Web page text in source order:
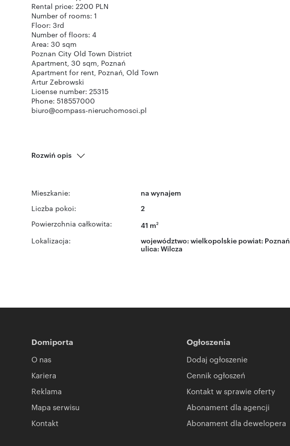
Rental price: 2200 PLN
Number of rooms: 1
Floor: 3rd
Number of floors: 4
Area: 30 sqm
Poznan City Old Town District
Apartment, 30 sqm, Poznań
Apartment for rent, Poznań, Old Town
Artur Zebrowski
License number: 25315
Phone: 518557000
biuro@compass-nieruchomosci.pl
Rozwiń opis
Mieszkanie: na wynajem
Liczba pokoi: 2
Powierzchnia całkowita: 41 m2
Lokalizacja: województwo: wielkopolskie powiat: Poznań
ulica: Wilcza
Domiporta
O nas
Kariera
Reklama
Mapa serwisu
Kontakt
Ogłoszenia
Dodaj ogłoszenie
Cennik ogłoszeń
Kontakt w sprawie oferty
Abonament dla agencji
Abonament dla dewelopera